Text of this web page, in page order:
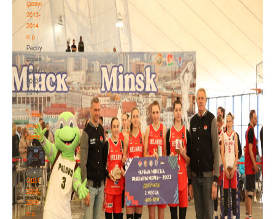
(девушки)
2013-
2014
гг.р.
Республиканские
соревнования
(девушки)
2013-
2014
гг.р.
Товарищеские
игры
(девушки)
Товарищеские
игры
(девушки)
ОДМ
2008-
2009
гг.р.